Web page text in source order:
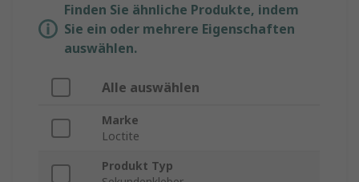
Finden Sie ähnliche Produkte, indem
Sie ein oder mehrere Eigenschaften
auswählen.
Alle auswählen
Marke
Loctite
Produkt Typ